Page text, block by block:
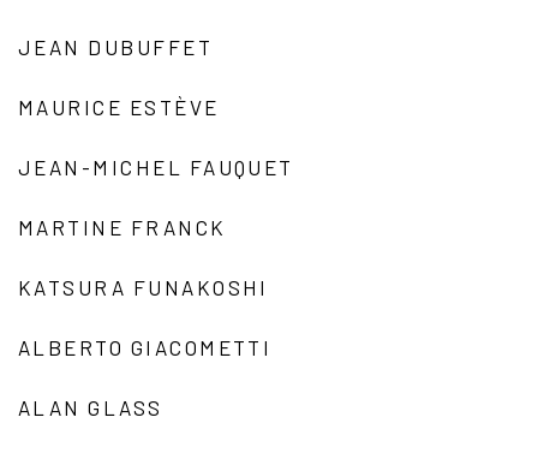
JEAN DUBUFFET
MAURICE ESTÈVE
JEAN-MICHEL FAUQUET
MARTINE FRANCK
KATSURA FUNAKOSHI
ALBERTO GIACOMETTI
ALAN GLASS